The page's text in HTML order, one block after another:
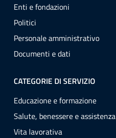
Enti e fondazioni
Politici
Personale amministrativo
Documenti e dati
CATEGORIE DI SERVIZIO
Educazione e formazione
Salute, benessere e assistenza
Vita lavorativa